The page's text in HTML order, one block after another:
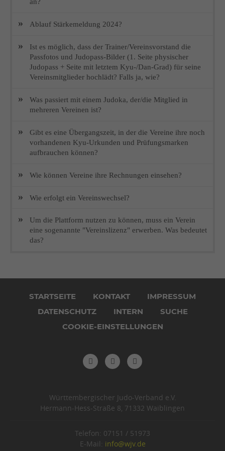
Ablauf Stärkemeldung 2024?
Ist es möglich, dass der Trainer/Vereinsvorstand die
Passfotos und Judopass-Bilder (1. Seite physischer
Judopass + Seite mit letztem Kyu-/Dan-Grad) für seine
Vereinsmitglieder hochlädt? Falls ja, wie?
Was passiert mit einem Judoka, der/die Mitglied in
mehreren Vereinen ist?
Gibt es eine Übergangszeit, in der die Vereine ihre noch
vorhandenen Kyu-Urkunden und Prüfungsmarken
aufbrauchen können?
Wie können Vereine ihre Rechnungen einsehen?
Wie erfolgt ein Vereinswechsel?
Um die Plattform nutzen zu können, muss ein Verein
eine sogenannte "Vereinslizenz" erwerben. Was bedeutet
das?
überspringen
STARTSEITE KONTAKT
IMPRESSUM
DATENSCHUTZ
INTERN
SUCHE
COOKIE-EINSTELLUNGEN
Württembergischer Judo-Verband e.V.
Hermann-Hess-Straße 8, 71332 Waiblingen
Telefon: 07151 / 51973
E-Mail: info@wjv.de